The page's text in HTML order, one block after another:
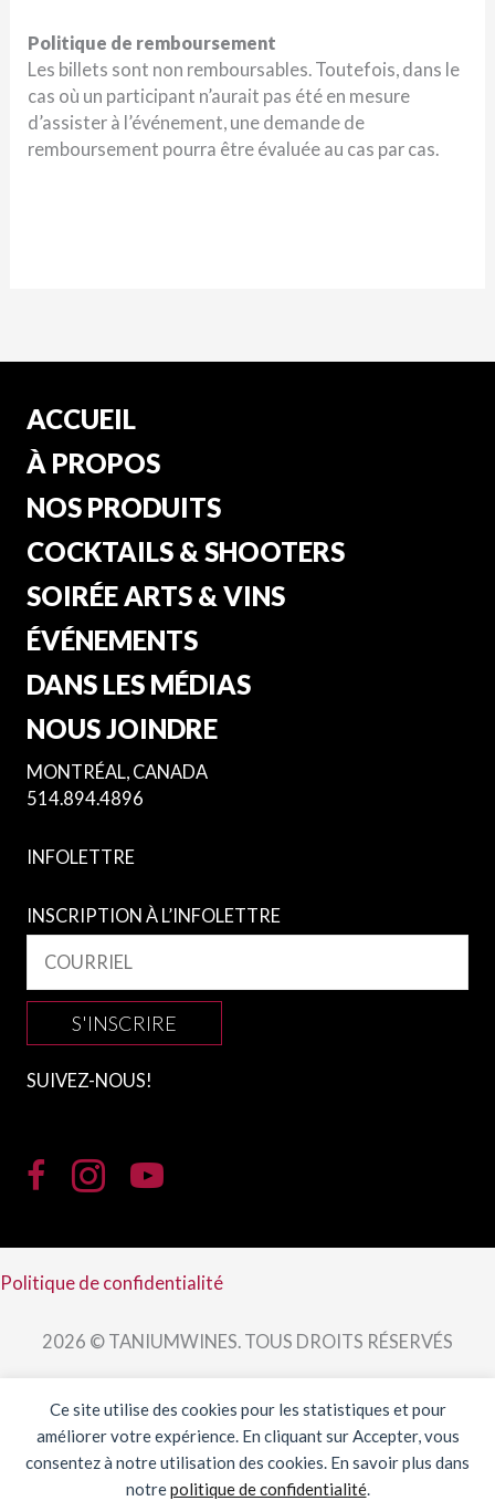
Ce site utilise des cookies pour les statistiques et pour
améliorer votre expérience. En cliquant sur Accepter, vous
consentez à notre utilisation des cookies. En savoir plus dans
notrepolitique de confidentialité.
Politique de remboursement
Les billets sont non remboursables. Toutefois, dans le
cas où un participant n’aurait pas été en mesure
d’assister à l’événement, une demande de
remboursement pourra être évaluée au cas par cas.
ACCUEIL
À PROPOS
NOS PRODUITS
COCKTAILS & SHOOTERS
SOIRÉE ARTS & VINS
ÉVÉNEMENTS
DANS LES MÉDIAS
NOUS JOINDRE
MONTRÉAL, CANADA
514.894.4896
INFOLETTRE
INSCRIPTION À L’INFOLETTRE
S'INSCRIRE
SUIVEZ-NOUS!
Politique de confidentialité
2026 © TANIUMWINES. TOUS DROITS RÉSERVÉS